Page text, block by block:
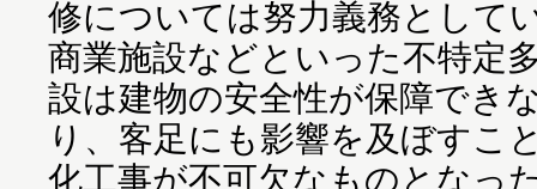
修については努力義務として
商業施設などといった不特定
設は建物の安全性が保障でき
り、客足にも影響を及ぼすこ
化工事が不可欠なものとなっ